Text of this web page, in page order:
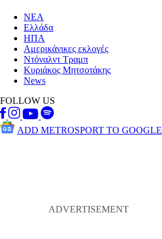
ΝΕΑ
Ελλάδα
ΗΠΑ
Αμερικάνικες εκλογές
Ντόναλντ Τραμπ
Κυριάκος Μητσοτάκης
News
FOLLOW US
ADD METROSPORT TO GOOGLE